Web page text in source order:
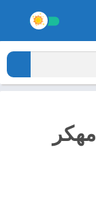
تحميل تطبيق Imagine مهكر